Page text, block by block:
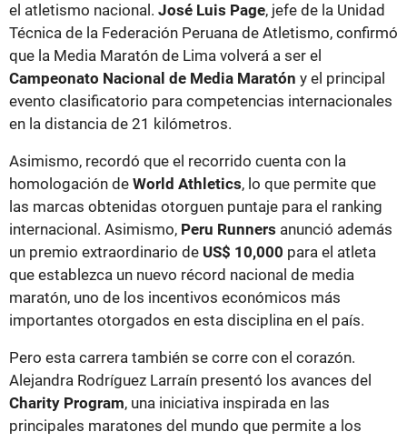
el atletismo nacional. José Luis Page, jefe de la Unidad
Técnica de la Federación Peruana de Atletismo, confirmó
que la Media Maratón de Lima volverá a ser el
Campeonato Nacional de Media Maratón y el principal
evento clasificatorio para competencias internacionales
en la distancia de 21 kilómetros.
Asimismo, recordó que el recorrido cuenta con la
homologación de World Athletics, lo que permite que
las marcas obtenidas otorguen puntaje para el ranking
internacional. Asimismo, Peru Runners anunció además
un premio extraordinario de US$ 10,000 para el atleta
que establezca un nuevo récord nacional de media
maratón, uno de los incentivos económicos más
importantes otorgados en esta disciplina en el país.
Pero esta carrera también se corre con el corazón.
Alejandra Rodríguez Larraín presentó los avances del
Charity Program, una iniciativa inspirada en las
principales maratones del mundo que permite a los